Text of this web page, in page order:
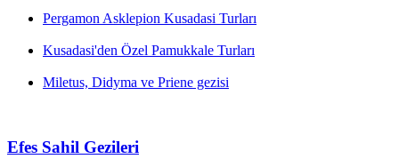
Pergamon Asklepion Kusadasi Turları
Kusadasi'den Özel Pamukkale Turları
Miletus, Didyma ve Priene gezisi
Efes Sahil Gezileri